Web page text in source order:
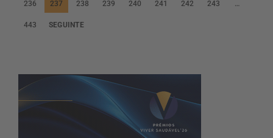
g
a
ç
ã
236 237 238 239 240 241 242 243 …
443 SEGUINTE